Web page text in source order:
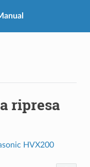
ripresa
HVX200